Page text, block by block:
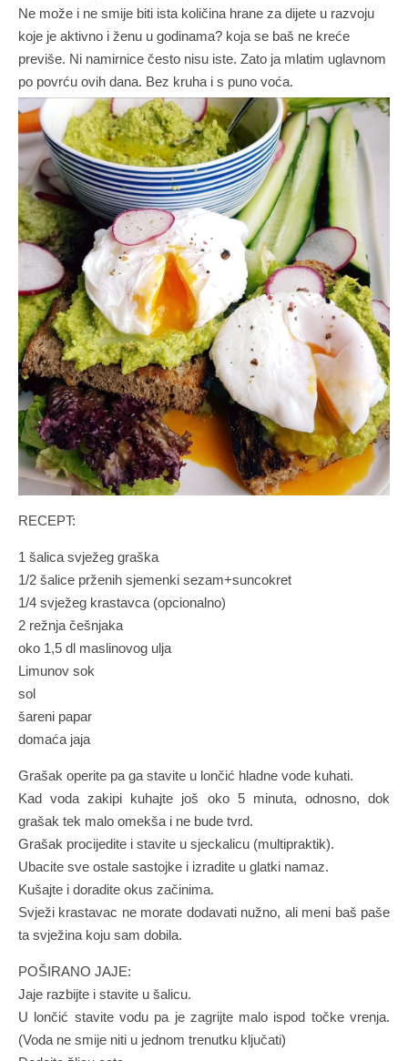
Ne može i ne smije biti ista količina hrane za dijete u razvoju
koje je aktivno i ženu u godinama? koja se baš ne kreće
previše. Ni namirnice često nisu iste. Zato ja mlatim uglavnom
po povrću ovih dana. Bez kruha i s puno voća.
RECEPT:
1 šalica svježeg graška
1/2 šalice prženih sjemenki sezam+suncokret
1/4 svježeg krastavca (opcionalno)
2 režnja češnjaka
oko 1,5 dl maslinovog ulja
Limunov sok
sol
šareni papar
domaća jaja
Grašak operite pa ga stavite u lončić hladne vode kuhati.
Kad voda zakipi kuhajte još oko 5 minuta, odnosno, dok
grašak tek malo omekša i ne bude tvrd.
Grašak procijedite i stavite u sjeckalicu (multipraktik).
Ubacite sve ostale sastojke i izradite u glatki namaz.
Kušajte i doradite okus začinima.
Svježi krastavac ne morate dodavati nužno, ali meni baš paše
ta svježina koju sam dobila.
POŠIRANO JAJE:
Jaje razbijte i stavite u šalicu.
U lončić stavite vodu pa je zagrijte malo ispod točke vrenja.
(Voda ne smije niti u jednom trenutku ključati)